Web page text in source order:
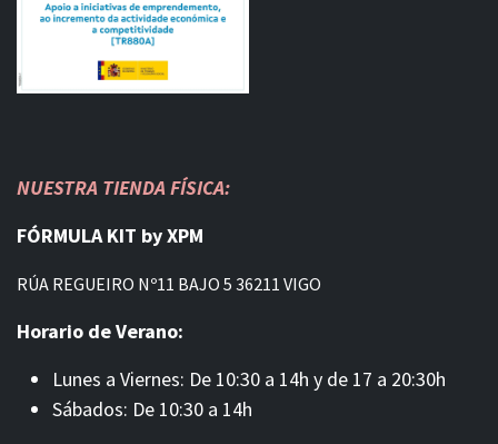
NUESTRA TIENDA FÍSICA:
FÓRMULA KIT by XPM
RÚA REGUEIRO Nº11 BAJO 5 36211 VIGO
Horario de Verano:
Lunes a Viernes: De 10:30 a 14h y de 17 a 20:30h
Sábados: De 10:30 a 14h